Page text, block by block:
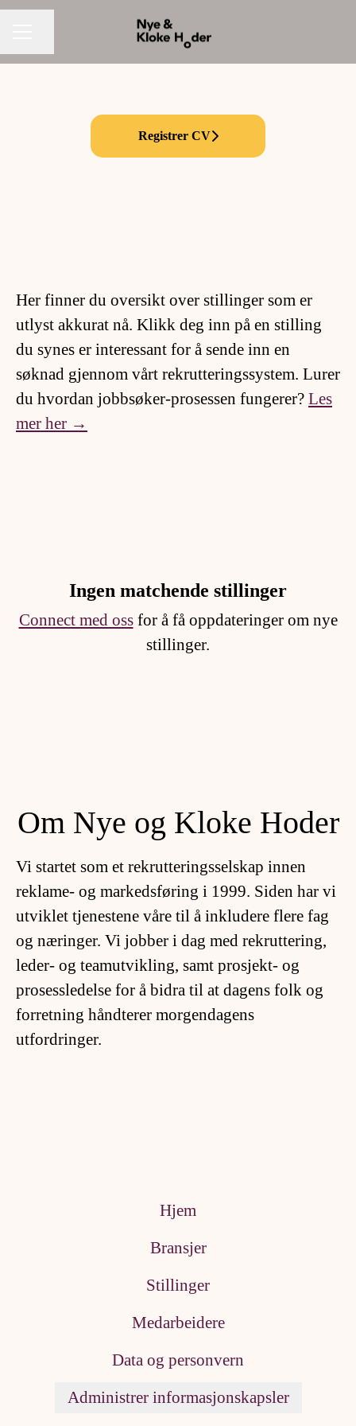
Registrer CV
Her finner du oversikt over stillinger som er
utlyst akkurat nå. Klikk deg inn på en stilling
du synes er interessant for å sende inn en
søknad gjennom vårt rekrutteringssystem. Lurer
du hvordan jobbsøker-prosessen fungerer? Les
mer her →
Ingen matchende stillinger
Connect med ossfor å få oppdateringer om nye
stillinger.
Om Nye og Kloke Hoder
Vi startet som et rekrutteringsselskap innen
reklame- og markedsføring i 1999. Siden har vi
utviklet tjenestene våre til å inkludere flere fag
og næringer. Vi jobber i dag med rekruttering,
leder- og teamutvikling, samt prosjekt- og
prosessledelse for å bidra til at dagens folk og
forretning håndterer morgendagens
utfordringer.
Hjem
Bransjer
Stillinger
Medarbeidere
Data og personvern
Administrer informasjonskapsler